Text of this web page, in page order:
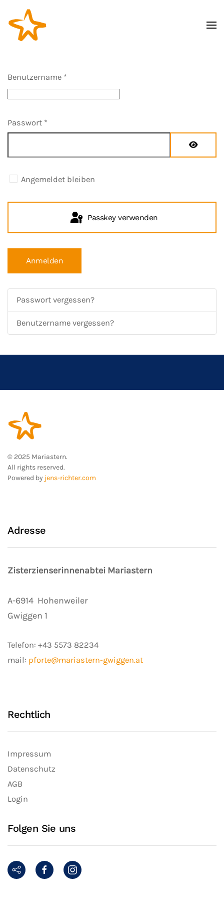
Zum Hauptinhalt springen
Benutzername *
Passwort *
Angemeldet bleiben
Passkey verwenden
Anmelden
Passwort vergessen?
Benutzername vergessen?
© 2025 Mariastern.
All rights reserved.
Powered by jens-richter.com
Adresse
Zisterzienserinnenabtei Mariastern
A-6914 Hohenweiler
Gwiggen 1
Telefon: +43 5573 82234
mail: pforte@mariastern-gwiggen.at
Rechtlich
Impressum
Datenschutz
AGB
Login
Folgen Sie uns